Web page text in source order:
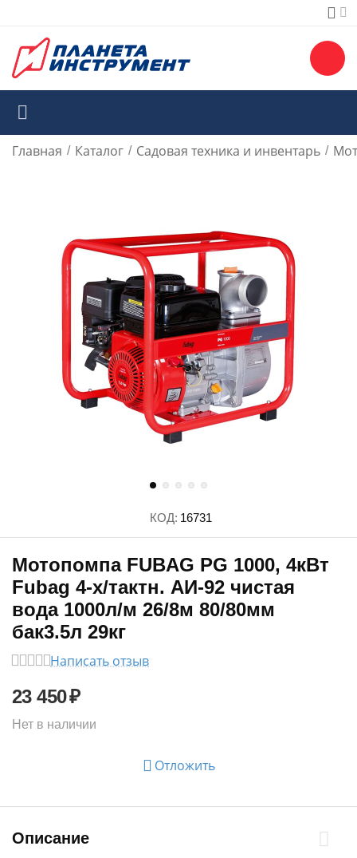
Главная / Каталог / Садовая техника и инвентарь /
КОД: 16731
Мотопомпа FUBAG PG 1000, 4кВт
Fubag 4-х/тактн. АИ-92 чистая
вода 1000л/м 26/8м 80/80мм
бак3.5л 29кг
Написать отзыв
23 450₽
Нет в наличии
Отложить
Описание